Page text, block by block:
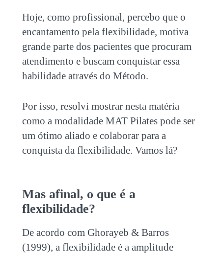
Hoje, como profissional, percebo que o
encantamento pela flexibilidade, motiva
grande parte dos pacientes que procuram
atendimento e buscam conquistar essa
habilidade através do Método.
Por isso, resolvi mostrar nesta matéria
como a modalidade MAT Pilates pode ser
um ótimo aliado e colaborar para a
conquista da flexibilidade. Vamos lá?
Mas afinal, o que é a
flexibilidade?
De acordo com Ghorayeb & Barros
(1999), a flexibilidade é a amplitude